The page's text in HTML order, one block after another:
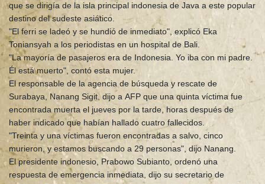
que se dirigía de la isla principal indonesia de Java a este popular
destino del sudeste asiático.
"El ferri se ladeó y se hundió de inmediato", explicó Eka
Toniansyah a los periodistas en un hospital de Bali.
"La mayoría de pasajeros era de Indonesia. Yo iba con mi padre.
Él está muerto", contó esta mujer.
El responsable de la agencia de búsqueda y rescate de
Surabaya, Nanang Sigit, dijo a AFP que una quinta víctima fue
encontrada muerta el jueves por la tarde, horas después de
haber indicado que habían hallado cuatro fallecidos.
"Treinta y una víctimas fueron encontradas a salvo, cinco
murieron, y estamos buscando a 29 personas", dijo Nanang.
El presidente indonesio, Prabowo Subianto, ordenó una
respuesta de emergencia inmediata, dijo su secretario de